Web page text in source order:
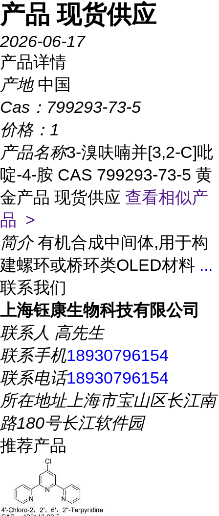
产品 现货供应
2026-06-17
产品详情
产地 中国
Cas： 799293-73-5
价格： 1
产品名称3-溴呋喃并[3,2-C]吡
啶-4-胺 CAS 799293-73-5 黄
金产品 现货供应 查看相似产
品 >
简介 有机合成中间体,用于构
建螺环或桥环类OLED材料 ...
联系我们
上海钰康生物科技有限公司
联系人 高先生
联系手机18930796154
联系电话18930796154
所在地址上海市宝山区长江南
路180号长江软件园
推荐产品